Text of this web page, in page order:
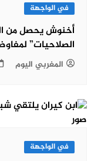
في الواجهة
أخنوش يحصل من
الصلاحيات”
المغربي اليوم
في الواجهة